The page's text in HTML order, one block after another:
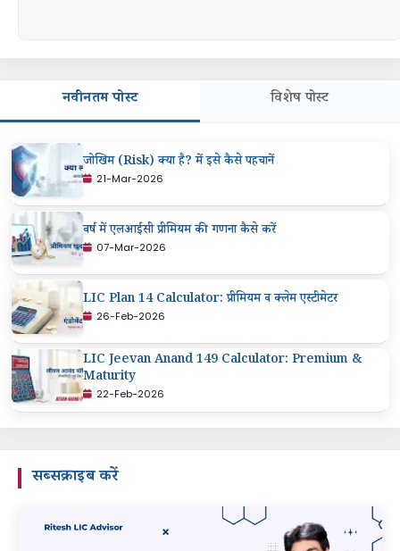
नवीनतम पोस्ट विशेष पोस्ट
जोखिम (Risk) क्या है? में इसे कैसे पहचानें
21-Mar-2026
वर्ष में एलआईसी प्रीमियम की गणना कैसे करें
07-Mar-2026
LIC Plan 14 Calculator: प्रीमियम व क्लेम एस्टीमेटर
26-Feb-2026
LIC Jeevan Anand 149 Calculator: Premium &
Maturity
22-Feb-2026
सब्सक्राइब करें